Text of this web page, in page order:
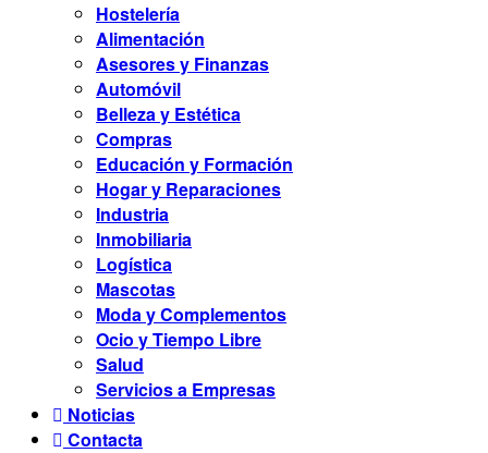
Hostelería
Alimentación
Asesores y Finanzas
Automóvil
Belleza y Estética
Compras
Educación y Formación
Hogar y Reparaciones
Industria
Inmobiliaria
Logística
Mascotas
Moda y Complementos
Ocio y Tiempo Libre
Salud
Servicios a Empresas
Noticias
Contacta